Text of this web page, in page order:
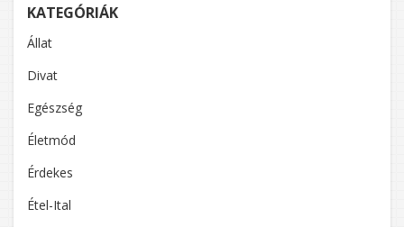
KATEGÓRIÁK
Állat
Divat
Egészség
Életmód
Érdekes
Étel-Ital